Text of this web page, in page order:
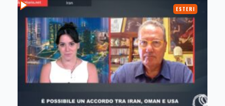
ESTERI